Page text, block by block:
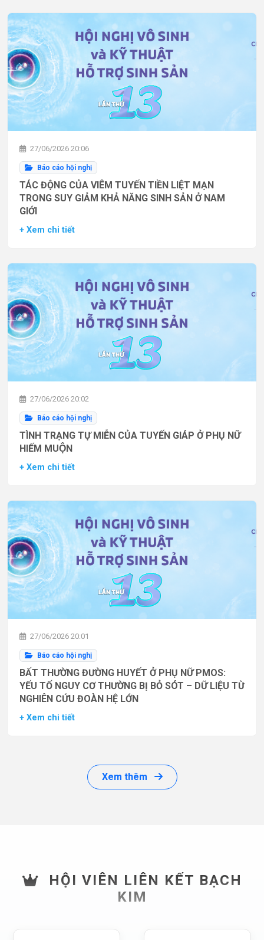
27/06/2026 20:06
Báo cáo hội nghị
TÁC ĐỘNG CỦA VIÊM TUYẾN TIỀN LIỆT MẠN
TRONG SUY GIẢM KHẢ NĂNG SINH SẢN Ở NAM
GIỚI
+ Xem chi tiết
27/06/2026 20:02
Báo cáo hội nghị
TÌNH TRẠNG TỰ MIỄN CỦA TUYẾN GIÁP Ở PHỤ NỮ
HIẾM MUỘN
+ Xem chi tiết
27/06/2026 20:01
Báo cáo hội nghị
BẤT THƯỜNG ĐƯỜNG HUYẾT Ở PHỤ NỮ PMOS:
YẾU TỐ NGUY CƠ THƯỜNG BỊ BỎ SÓT – DỮ LIỆU TỪ
NGHIÊN CỨU ĐOÀN HỆ LỚN
+ Xem chi tiết
Xem thêm
HỘI VIÊN LIÊN KẾT BẠCH
KIM